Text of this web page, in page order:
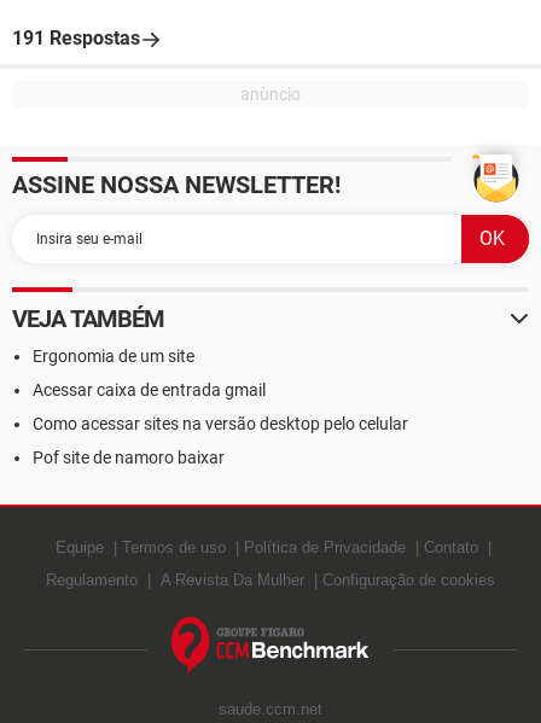
191 Respostas
ASSINE NOSSA NEWSLETTER!
VEJA TAMBÉM
Ergonomia de um site
Acessar caixa de entrada gmail
Como acessar sites na versão desktop pelo celular
Pof site de namoro baixar
Equipe Termos de uso Política de Privacidade
Contato
Regulamento
A Revista Da Mulher Configuração de cookies
saude.ccm.net